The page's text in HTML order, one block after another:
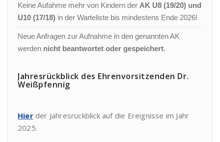
Keine Aufahme mehr von Kindern der AK U8 (19/20) und
U10 (17/18) in der Warteliste bis mindestens Ende 2026!
Neue Anfragen zur Aufnahme in den genannten AK
werden nicht beantwortet oder gespeichert.
Jahresrückblick des Ehrenvorsitzenden Dr.
Weißpfennig
Hierder Jahresrückblick auf die Ereignisse im Jahr
2025.